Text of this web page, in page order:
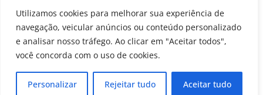
Utilizamos cookies para melhorar sua experiência de
navegação, veicular anúncios ou conteúdo personalizado
e analisar nosso tráfego. Ao clicar em "Aceitar todos",
você concorda com o uso de cookies.
Personalizar Rejeitar tudo Aceitar tudo